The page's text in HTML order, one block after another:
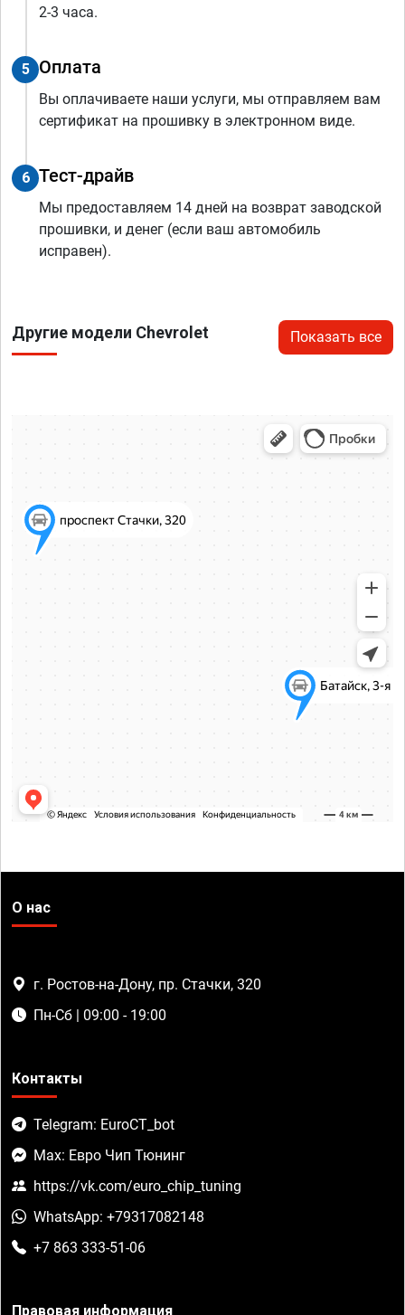
2-3 часа.
5 Оплата
Вы оплачиваете наши услуги, мы отправляем вам
сертификат на прошивку в электронном виде.
6 Тест-драйв
Мы предоставляем 14 дней на возврат заводской
прошивки, и денег (если ваш автомобиль
исправен).
Другие модели Chevrolet Показать все
О нас
г. Ростов-на-Дону, пр. Стачки, 320
Пн-Сб | 09:00 - 19:00
Контакты
Telegram: EuroCT_bot
Max: Евро Чип Тюнинг
https://vk.com/euro_chip_tuning
WhatsApp: +79317082148
+7 863 333-51-06
Правовая информация